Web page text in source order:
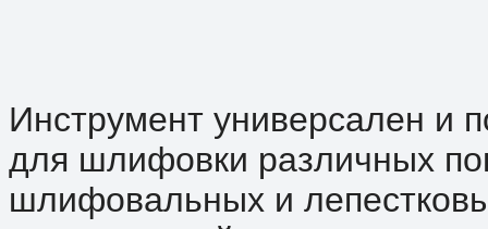
Инструмент универсален и
для шлифовки различных
шлифовальных и